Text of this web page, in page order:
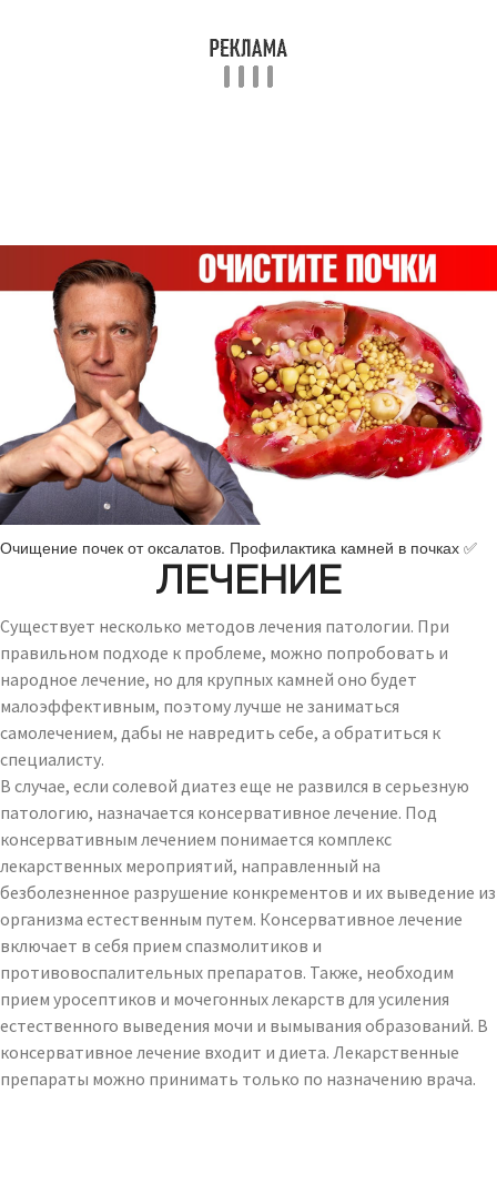
Очищение почек от оксалатов. Профилактика камней в почках ✅
ЛЕЧЕНИЕ
Существует несколько методов лечения патологии. При
правильном подходе к проблеме, можно попробовать и
народное лечение, но для крупных камней оно будет
малоэффективным, поэтому лучше не заниматься
самолечением, дабы не навредить себе, а обратиться к
специалисту.
В случае, если солевой диатез еще не развился в серьезную
патологию, назначается консервативное лечение. Под
консервативным лечением понимается комплекс
лекарственных мероприятий, направленный на
безболезненное разрушение конкрементов и их выведение из
организма естественным путем. Консервативное лечение
включает в себя прием спазмолитиков и
противовоспалительных препаратов. Также, необходим
прием уросептиков и мочегонных лекарств для усиления
естественного выведения мочи и вымывания образований. В
консервативное лечение входит и диета. Лекарственные
препараты можно принимать только по назначению врача.